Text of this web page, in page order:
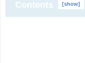
Contents show